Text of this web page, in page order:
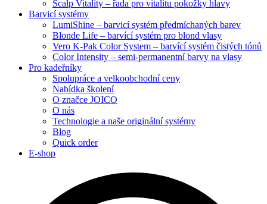
Scalp Vitality – řada pro vitalitu pokožky hlavy
Barvicí systémy
LumiShine – barvicí systém předmíchaných barev
Blonde Life – barvící systém pro blond vlasy
Vero K-Pak Color System – barvící systém čistých tónů
Color Intensity – semi-permanentní barvy na vlasy
Pro kadeřníky
Spolupráce a velkoobchodní ceny
Nabídka školení
O značce JOICO
O nás
Technologie a naše originální systémy
Blog
Quick order
E-shop